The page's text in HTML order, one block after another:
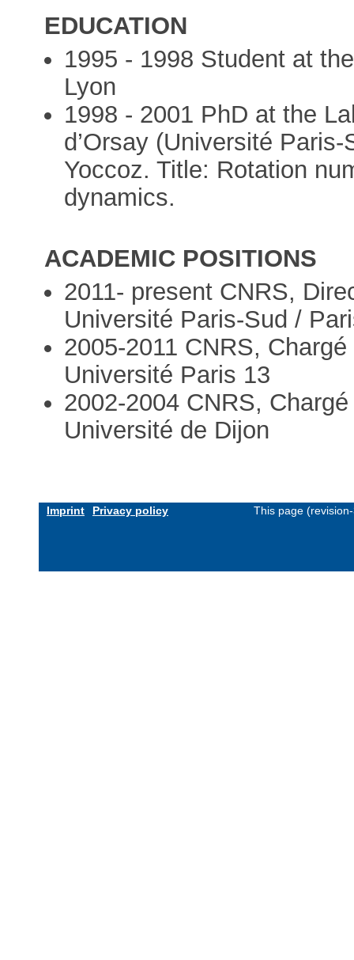
EDUCATION
1995 - 1998 Student at
Lyon
1998 - 2001 PhD at the
d’Orsay (Université
Yoccoz. Title: Rotation
dynamics.
ACADEMIC POSITIONS
2011- present CNRS,
Université Paris-Sud /
2005-2011 CNRS,
Université Paris 13
2002-2004 CNRS,
Université de Dijon
Imprint Privacy policy This page